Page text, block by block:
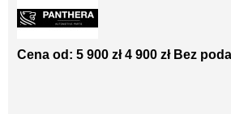
Cena od: 5 900 zł 4 900 zł Bez